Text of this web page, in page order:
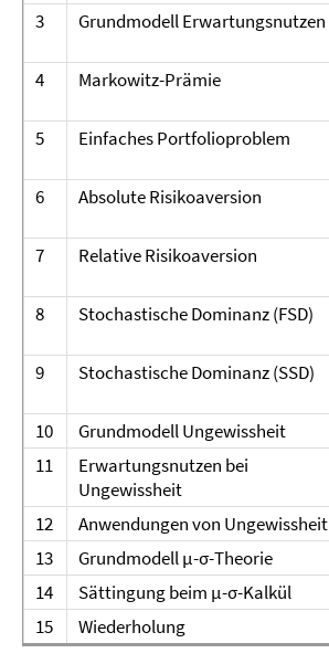
3
Grundmodell Erwartungsnutzen
4
Markowitz-Prämie
5
Einfaches Portfolioproblem
6
Absolute Risikoaversion
7
Relative Risikoaversion
8
Stochastische Dominanz (FSD)
9
Stochastische Dominanz (SSD)
10
Grundmodell Ungewissheit
11
Erwartungsnutzen bei
Ungewissheit
12 Anwendungen von Ungewissheit
13
Grundmodell μ-σ-Theorie
14
Sättingung beim μ-σ-Kalkül
15
Wiederholung